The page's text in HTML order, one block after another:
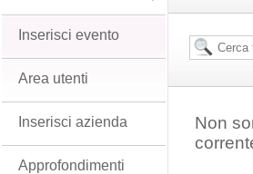
Non
Inserisci evento
Area utenti
Inserisci azienda
Approfondimenti